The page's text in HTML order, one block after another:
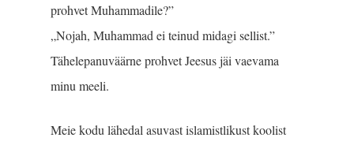
prohvet Muhammadile?”
„Nojah, Muhammad ei teinud midagi sellist.”
Tähelepanuväärne prohvet Jeesus jäi vaevama
minu meeli.
Meie kodu lähedal asuvast islamistlikust koolist